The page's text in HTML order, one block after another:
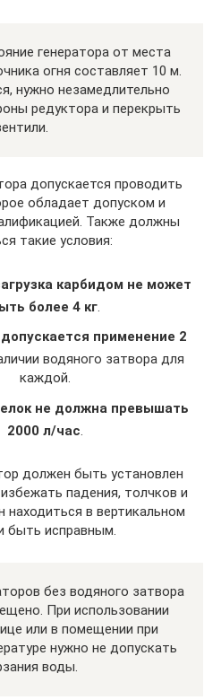
генератора от места
огня составляет 10 м.
нужно незамедлительно
редуктора и перекрыть
допускается проводить
обладает допуском и
Также должны
такие условия:
карбидом не может
более 4 кг
применение 2
водяного затвора для
каждой.
не должна превышать
2000 л/час
должен быть установлен
падения, толчков и
в вертикальном
быть исправным.
без водяного затвора
При использовании
или в помещении при
нужно не допускать
воды.